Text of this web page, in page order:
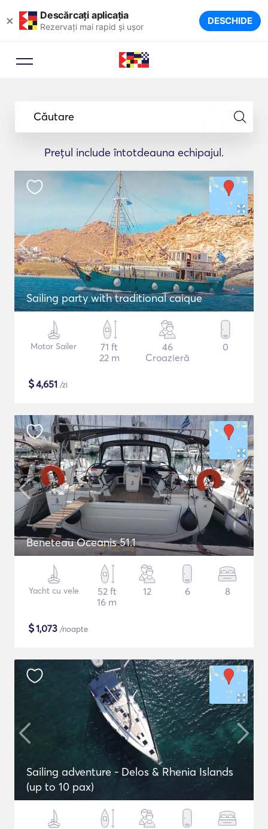
× Descărcați aplicația
Rezervați mai rapid și ușor DESCHIDE
Căutare
Prețul include întotdeauna echipajul.
Sailing party with traditional caique
Motor Sailer
71 ft
22 m
46
Croazieră
0
$4,651 /zi
Beneteau Oceanis 51.1
Yacht cu vele
52 ft
16 m
12 6 8
$1,073 /noapte
Sailing adventure - Delos & Rhenia Islands
(up to 10 pax)